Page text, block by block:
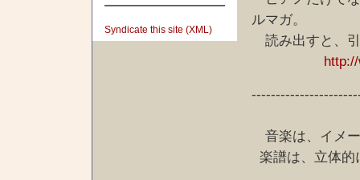
Syndicate this site (XML)
ルマガ。
読み出すと、
音楽は、イメ
楽譜は、立体的